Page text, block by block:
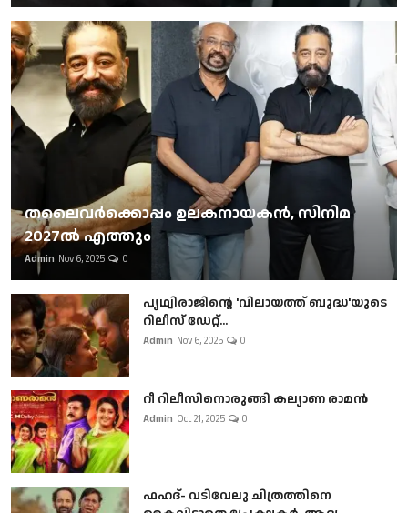
തലൈവര്‍ക്കൊപ്പം ഉലകനായകന്‍, സിനിമ
2027ല്‍ എത്തും
Admin Nov 6, 2025 0
പൃഥ്വിരാജിന്റെ 'വിലായത്ത് ബുദ്ധ'യുടെ
റിലീസ് ഡേറ്റ്...
Admin Nov 6, 2025 0
റീ റിലീസിനൊരുങ്ങി കല്യാണ രാമൻ
Admin Oct 21, 2025 0
ഫഹദ്- വടിവേലു ചിത്രത്തിനെ